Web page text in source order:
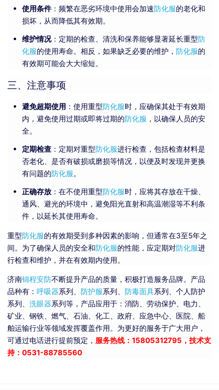
使用条件：频繁在恶劣环境中使用会加速防化服的老化和
损坏，从而降低其有效期。
维护情况：定期的检查、清洗和保养能够显著延长重型防
化服的使用寿命。相反，如果缺乏必要的维护， 防化服的
有效期可能会大大缩短。
三、注意事项
避免超期使用 ：使用重型防化服时，应确保其处于有效期
内，避免使用过期或即将过期的防化服 ，以确保人员的安
全。
定期检查 ：定期对重型防化服进行检查，包括检查材料是
否老化、是否有破损或磨损等情况，以便及时发现并更换
有问题的防化服。
正确存放 ：在不使用重型防化服时，应将其存放在干燥、
通风、避光的环境中，避免阳光直射和高温潮湿等不利条
件，以延长其使用寿命。
重型防化服的有效期受到多种因素的影响，但通常在3至5年之
间。为了确保人员的安全和防化服的性能，应定期对防化服进
行检查和维护，并在有效期内使用。
济南锦程安防不断提升产品的质量，积极打造服务品牌。产品
品种有： 呼吸器系列、 防护服系列、 防毒面具系列、个人防护
系列、 洗眼器系列等，产品应用于：消防、劳动保护、电力、
矿业、钢铁、燃气、石油、化工、政府、应急中心、医院、船
舶运输行业等领域发挥覆盖作用。为更好的服务于广大用户，
可通过电话进行提前预定， 服务热线：15805312795，技术支
持：0531-88785560